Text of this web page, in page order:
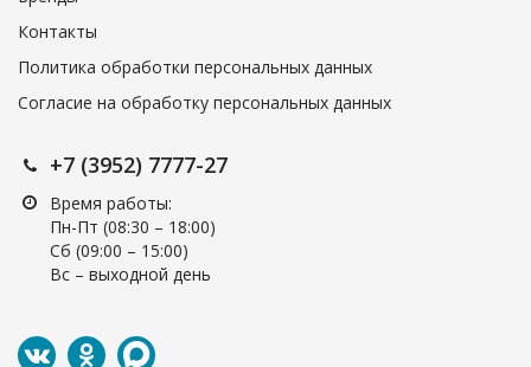
Контакты
Политика обработки персональных данных
Согласие на обработку персональных данных
+7 (3952) 7777-27
Время работы:
Пн-Пт (08:30 – 18:00)
Cб (09:00 – 15:00)
Вс – выходной день